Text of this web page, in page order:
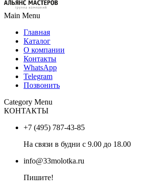
Main Menu
Главная
Каталог
О компании
Контакты
WhatsApp
Telegram
Позвонить
Category Menu
КОНТАКТЫ
+7 (495) 787-43-85
На связи в будни с 9.00 до 18.00
info@33molotka.ru
Пишите!